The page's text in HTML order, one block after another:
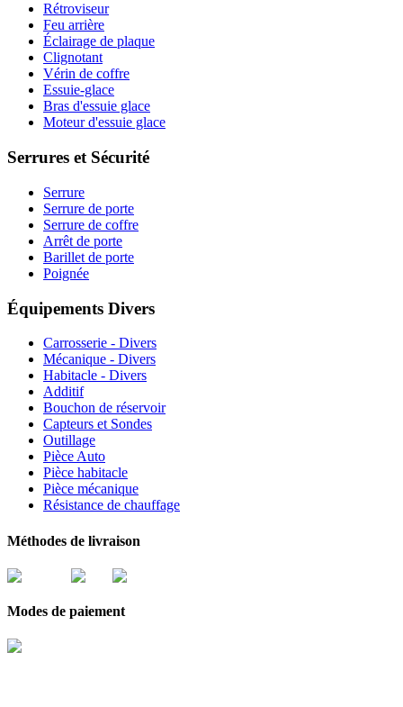
Rétroviseur
Feu arrière
Éclairage de plaque
Clignotant
Vérin de coffre
Essuie-glace
Bras d'essuie glace
Moteur d'essuie glace
Serrures et Sécurité
Serrure
Serrure de porte
Serrure de coffre
Arrêt de porte
Barillet de porte
Poignée
Équipements Divers
Carrosserie - Divers
Mécanique - Divers
Habitacle - Divers
Additif
Bouchon de réservoir
Capteurs et Sondes
Outillage
Pièce Auto
Pièce habitacle
Pièce mécanique
Résistance de chauffage
Méthodes de livraison
Modes de paiement